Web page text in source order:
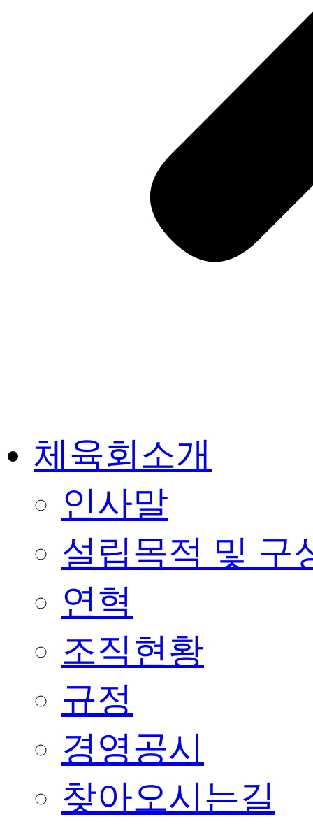
체육회소개
인사말
설립목적 및 구
연혁
조직현황
규정
경영공시
찾아오시는길